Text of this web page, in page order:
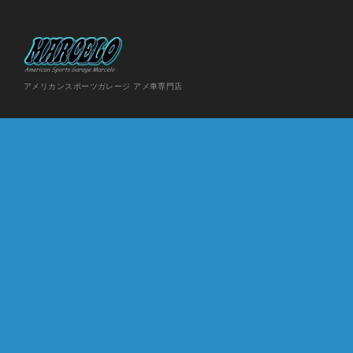
アメリカンスポーツガレージ アメ車専門店